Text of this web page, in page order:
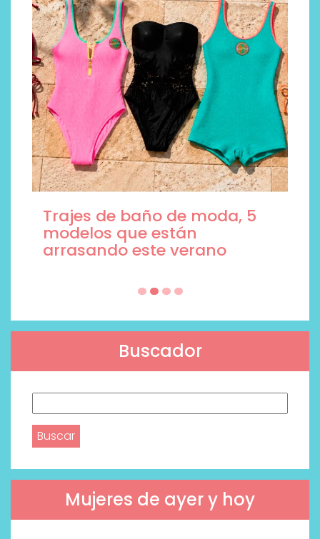
Trajes de baño de moda, 5
modelos que están
arrasando este verano
Buscador
Mujeres de ayer y hoy